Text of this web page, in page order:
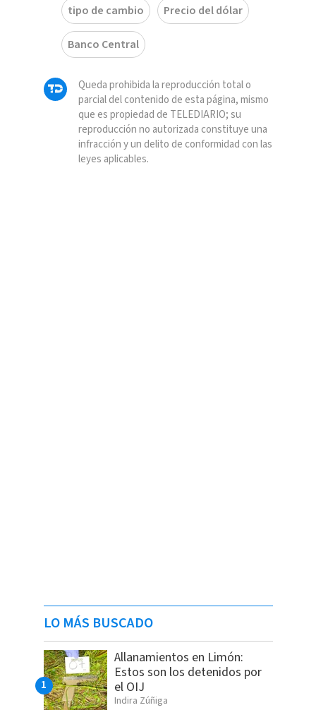
tipo de cambio Precio del dólar
Banco Central
Queda prohibida la reproducción total o
parcial del contenido de esta página, mismo
que es propiedad de TELEDIARIO; su
reproducción no autorizada constituye una
infracción y un delito de conformidad con las
leyes aplicables.
LO MÁS BUSCADO
Allanamientos en Limón:
Estos son los detenidos por
el OIJ
Indira Zúñiga